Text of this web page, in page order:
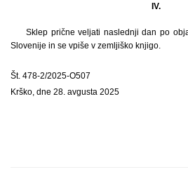
IV.
Sklep prične veljati naslednji dan po
Slovenije in se vpiše v zemljiško knjigo.
Št. 478-2/2025-O507
Krško, dne 28. avgusta 2025